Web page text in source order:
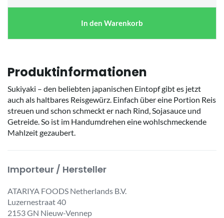
In den Warenkorb
Produktinformationen
Sukiyaki – den beliebten japanischen Eintopf gibt es jetzt
auch als haltbares Reisgewürz. Einfach über eine Portion Reis
streuen und schon schmeckt er nach Rind, Sojasauce und
Getreide. So ist im Handumdrehen eine wohlschmeckende
Mahlzeit gezaubert.
Importeur / Hersteller
ATARIYA FOODS Netherlands B.V.
Luzernestraat 40
2153 GN Nieuw-Vennep